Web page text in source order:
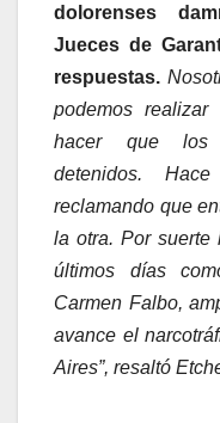
dolorenses
Jueces de
respuestas.
podemos
hacer que los
detenidos.
reclamando que
la otra. Por
últimos días
Carmen Falbo,
avance el
Aires”, resaltó